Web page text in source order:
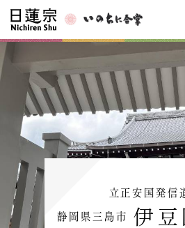
立正安国発信
静岡県三島市 伊豆